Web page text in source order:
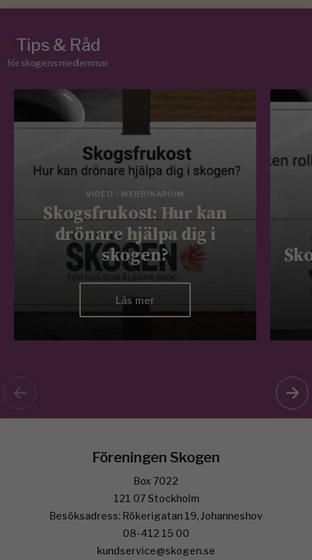
/Tips & Råd
för skogens medlemmar
VIDEO - WEBBINARIUM
Skogsfrukost: Hur kan
drönare hjälpa dig i
skogen?
Läs mer
Föreningen Skogen
Box 7022
121 07 Stockholm
Besöksadress: Rökerigatan 19, Johanneshov
08-412 15 00
kundservice@skogen.se